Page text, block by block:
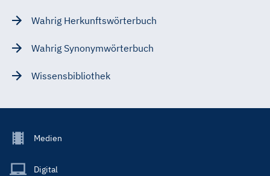
Wahrig Herkunftswörterbuch
Wahrig Synonymwörterbuch
Wissensbibliothek
Footer
Main
Medien
Digital